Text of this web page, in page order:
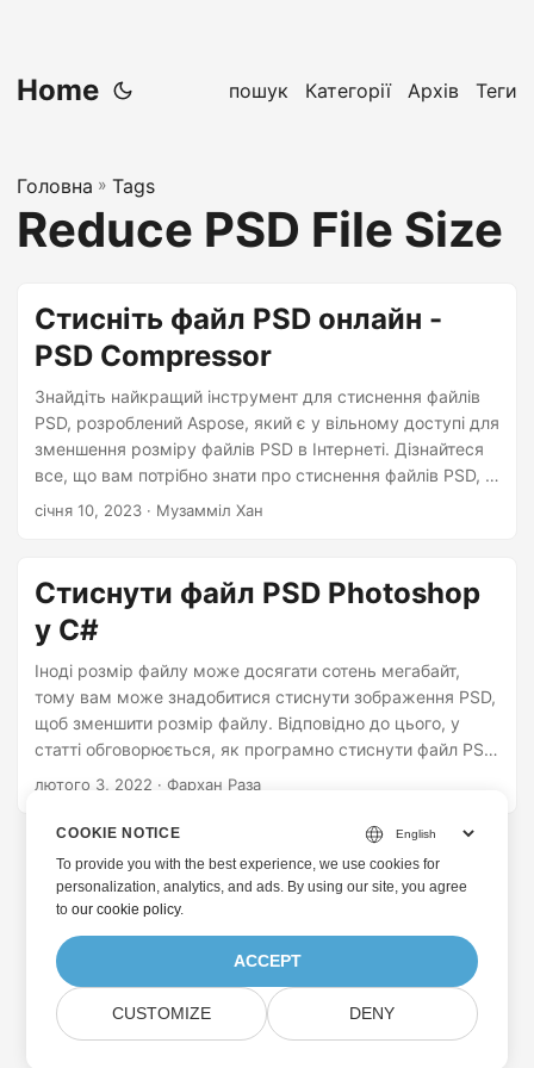
Home пошук Категорії Архів Теги
Головна » Tags
Reduce PSD File Size
Стисніть файл PSD онлайн -
PSD Compressor
Знайдіть найкращий інструмент для стиснення файлів
PSD, розроблений Aspose, який є у вільному доступі для
зменшення розміру файлів PSD в Інтернеті. Дізнайтеся
все, що вам потрібно знати про стиснення файлів PSD, у
цьому вичерпному посібнику. Дізнайтеся, як стискати
січня 10, 2023 · Музамміл Хан
Стиснути файл PSD Photoshop
у C#
Іноді розмір файлу може досягати сотень мегабайт,
тому вам може знадобитися стиснути зображення PSD,
щоб зменшити розмір файлу. Відповідно до цього, у
статті обговорюється, як програмно стиснути файл PSD
лютого 3, 2022 · Фархан Раза
COOKIE NOTICE
To provide you with the best experience, we use cookies for
personalization, analytics, and ads. By using our site, you agree
toour cookie policy.
ACCEPT
CUSTOMIZE DENY